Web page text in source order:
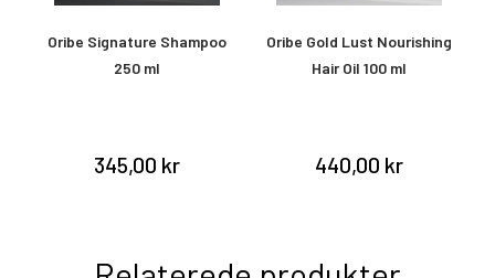
Oribe Signature Shampoo
250 ml
345,00 kr
Oribe Gold Lust Nourishing
Hair Oil 100 ml
440,00 kr